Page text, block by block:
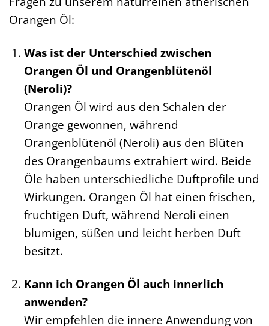
Orangen Öl:
Was ist der Unterschied zwischen
Orangen Öl und Orangenblütenöl
(Neroli)?
Orangen Öl wird aus den Schalen der
Orange gewonnen, während
Orangenblütenöl (Neroli) aus den Blüten
des Orangenbaums extrahiert wird. Beide
Öle haben unterschiedliche Duftprofile und
Wirkungen. Orangen Öl hat einen frischen,
fruchtigen Duft, während Neroli einen
blumigen, süßen und leicht herben Duft
besitzt.
Kann ich Orangen Öl auch innerlich
anwenden?
Wir empfehlen die innere Anwendung von